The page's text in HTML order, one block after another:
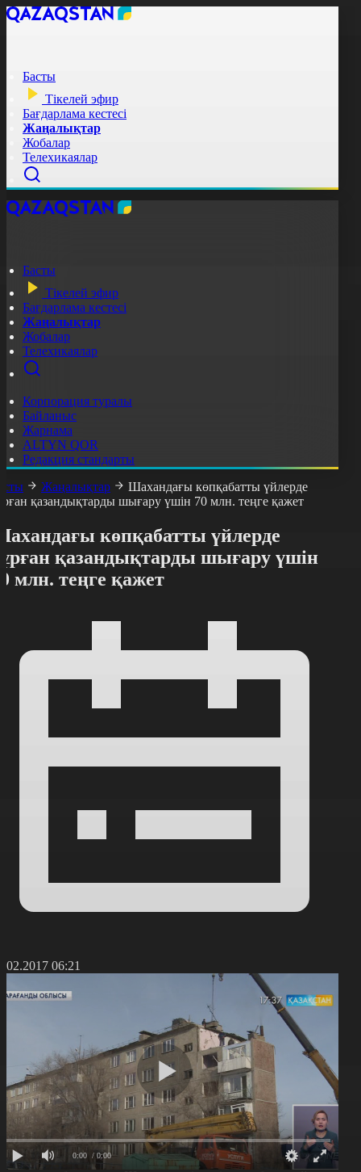
Басты
Тікелей эфир
Бағдарлама кестесі
Жаңалықтар
Жобалар
Телехикаялар
Басты
Тікелей эфир
Бағдарлама кестесі
Жаңалықтар
Жобалар
Телехикаялар
Корпорация туралы
Байланыс
Жарнама
ALTYN QOR
Редакция стандарты
Жаңалықтар
Шахандағы көпқабатты үйлерде
қазандықтарды шығару үшін 70 млн. теңге қажет
көпқабатты үйлерде
қазандықтарды шығару үшін
млн. теңге қажет
06:21
0:00 / 0:00